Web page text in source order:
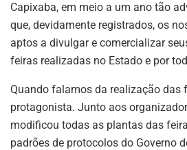
Capixaba, em meio a um ano tão
que, devidamente registrados, os
aptos a divulgar e comercializar
feiras realizadas no Estado e por
Quando falamos da realização das
protagonista. Junto aos
modificou todas as plantas das
padrões de protocolos do Governo